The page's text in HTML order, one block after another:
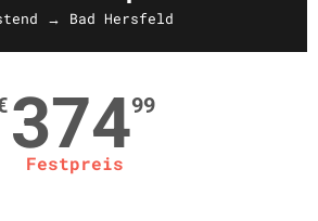
→ Bad Hersfeld
37499
Festpreis